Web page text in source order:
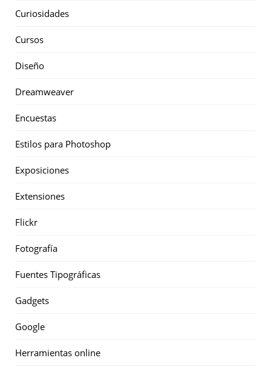
Curiosidades
Cursos
Diseño
Dreamweaver
Encuestas
Estilos para Photoshop
Exposiciones
Extensiones
Flickr
Fotografía
Fuentes Tipográficas
Gadgets
Google
Herramientas online